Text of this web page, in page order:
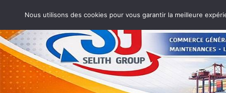
Nous utilisons des cookies pour vous garantir la meilleure